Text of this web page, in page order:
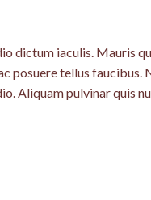
dictum iaculis. Mauris
posuere tellus
Aliquam pulvinar quis